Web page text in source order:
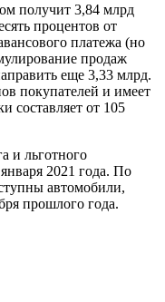
получит 3,84 млрд
процентов от
платежа (но
продаж
еще 3,33 млрд.
покупателей и имеет
составляет от 105
и льготного
2021 года. По
автомобили,
прошлого года.